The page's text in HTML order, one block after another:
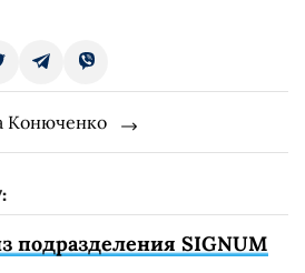
Конюченко
подразделения SIGNUM